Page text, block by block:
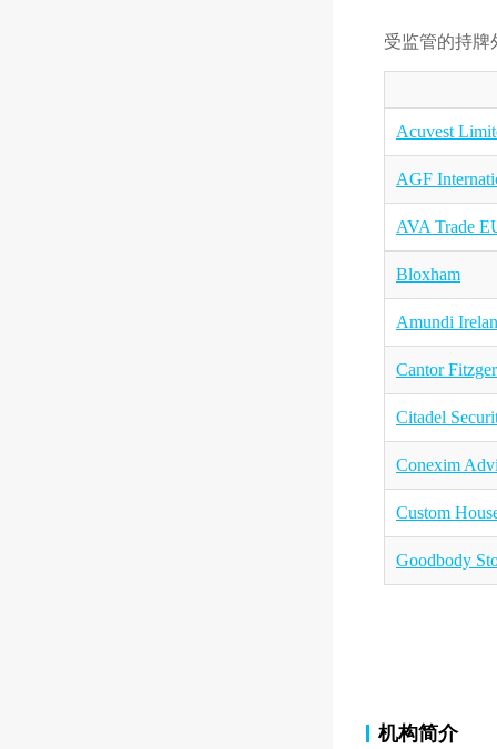
受监管的持牌
Acuvest
AGF
AVA Trade
Bloxham
Amundi
Cantor
Citadel
Conexim
Custom
Goodbody
机构简介